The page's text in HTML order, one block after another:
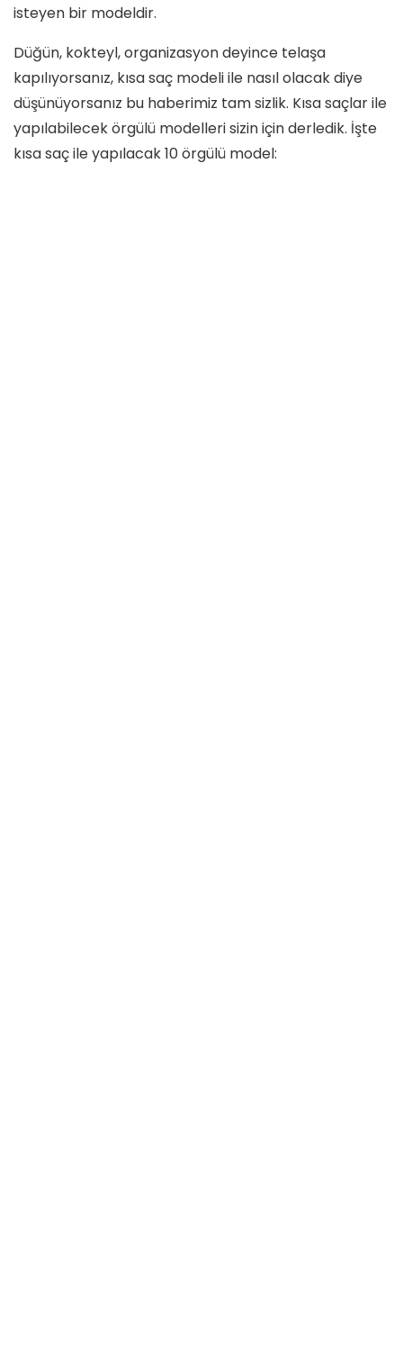
isteyen bir modeldir.
Düğün, kokteyl, organizasyon deyince telaşa
kapılıyorsanız, kısa saç modeli ile nasıl olacak diye
düşünüyorsanız bu haberimiz tam sizlik. Kısa saçlar ile
yapılabilecek örgülü modelleri sizin için derledik. İşte
kısa saç ile yapılacak 10 örgülü model: